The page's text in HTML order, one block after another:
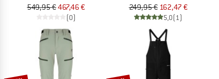
549,95 €467,46 €
(0)
249,95 € 162,47 €
5,0(1)